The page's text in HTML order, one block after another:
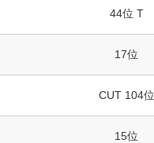
44位 T
17位
CUT 104位
15位